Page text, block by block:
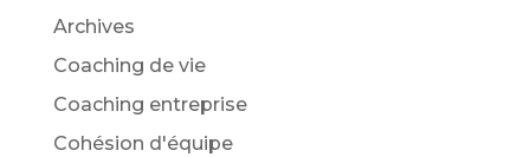
Archives
Coaching de vie
Coaching entreprise
Cohésion d'équipe